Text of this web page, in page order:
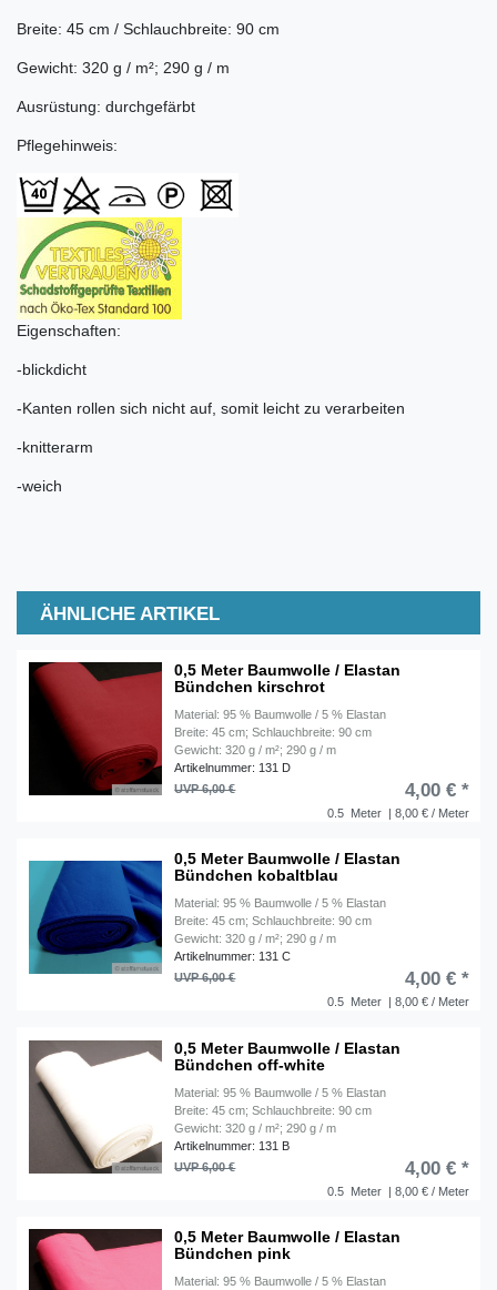
Breite: 45 cm / Schlauchbreite: 90 cm
Gewicht: 320 g / m²; 290 g / m
Ausrüstung: durchgefärbt
Pflegehinweis:
Eigenschaften:
-blickdicht
-Kanten rollen sich nicht auf, somit leicht zu verarbeiten
-knitterarm
-weich
ÄHNLICHE ARTIKEL
0,5 Meter Baumwolle / Elastan
Bündchen kirschrot
Material: 95 % Baumwolle / 5 % Elastan
Breite: 45 cm; Schlauchbreite: 90 cm
Gewicht: 320 g / m²; 290 g / m
Artikelnummer: 131 D
0.5 Meter | 8,00 € / Meter
UVP 6,00 € 4,00 € *
0,5 Meter Baumwolle / Elastan
Bündchen kobaltblau
Material: 95 % Baumwolle / 5 % Elastan
Breite: 45 cm; Schlauchbreite: 90 cm
Gewicht: 320 g / m²; 290 g / m
Artikelnummer: 131 C
0.5 Meter | 8,00 € / Meter
UVP 6,00 € 4,00 € *
0,5 Meter Baumwolle / Elastan
Bündchen off-white
Material: 95 % Baumwolle / 5 % Elastan
Breite: 45 cm; Schlauchbreite: 90 cm
Gewicht: 320 g / m²; 290 g / m
Artikelnummer: 131 B
0.5 Meter | 8,00 € / Meter
UVP 6,00 € 4,00 € *
0,5 Meter Baumwolle / Elastan
Bündchen pink
Material: 95 % Baumwolle / 5 % Elastan